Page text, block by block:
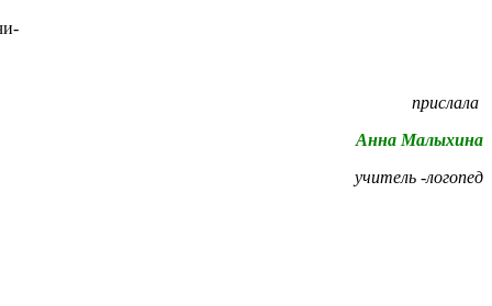
прислала
Анна Малыхина
учитель -логопед